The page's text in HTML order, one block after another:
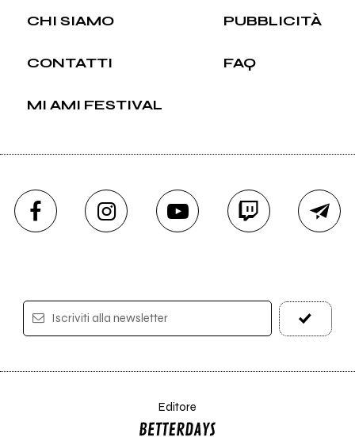
CHI SIAMO PUBBLICITÀ
CONTATTI FAQ
MI AMI FESTIVAL
Iscriviti alla newsletter
Editore